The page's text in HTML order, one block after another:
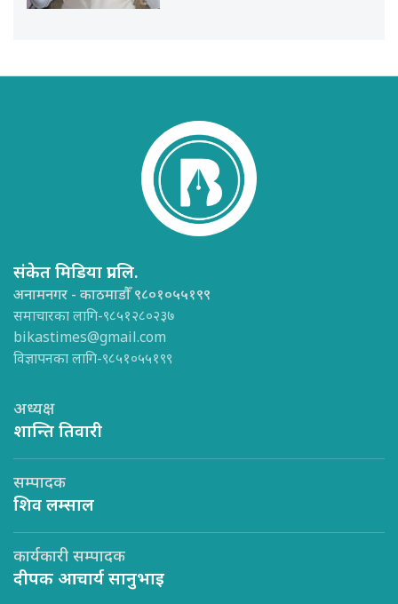
संकेत मिडिया प्रा.लि.
अनामनगर - काठमाडौँ ९८०१०५५१९९
समाचारका लागि-९८५१२८०२३७
bikastimes@gmail.com
विज्ञापनका लागि-९८५१०५५१९९
अध्यक्ष
शान्ति तिवारी
सम्पादक
शिव लम्साल
कार्यकारी सम्पादक
दीपक आचार्य सानुभाइ